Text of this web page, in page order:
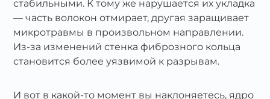
стабильными. К тому же нарушается их укладка
— часть волокон отмирает, другая заращивает
микротравмы в произвольном направлении.
Из‑за изменений стенка фиброзного кольца
становится более уязвимой к разрывам.
И вот в какой‑то момент вы наклоняетесь, ядро